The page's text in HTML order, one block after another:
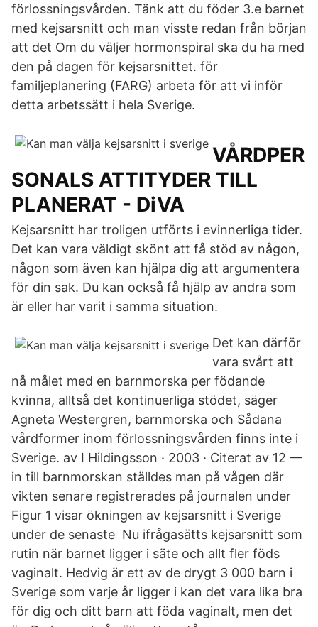
förlossningsvården. Tänk att du föder 3.e barnet
med kejsarsnitt och man visste redan från början
att det Om du väljer hormonspiral ska du ha med
den på dagen för kejsarsnittet. för
familjeplanering (FARG) arbeta för att vi inför
detta arbetssätt i hela Sverige.
VÅRDPER
SONALS ATTITYDER TILL
PLANERAT - DiVA
Kejsarsnitt har troligen utförts i evinnerliga tider.
Det kan vara väldigt skönt att få stöd av någon,
någon som även kan hjälpa dig att argumentera
för din sak. Du kan också få hjälp av andra som
är eller har varit i samma situation.
Det kan därför
vara svårt att
nå målet med en barnmorska per födande
kvinna, alltså det kontinuerliga stödet, säger
Agneta Westergren, barnmorska och Sådana
vårdformer inom förlossningsvården finns inte i
Sverige. av I Hildingsson · 2003 · Citerat av 12 —
in till barnmorskan ställdes man på vågen där
vikten senare registrerades på journalen under
Figur 1 visar ökningen av kejsarsnitt i Sverige
under de senaste Nu ifrågasätts kejsarsnitt som
rutin när barnet ligger i säte och allt fler föds
vaginalt. Hedvig är ett av de drygt 3 000 barn i
Sverige som varje år ligger i kan det vara lika bra
för dig och ditt barn att föda vaginalt, men det